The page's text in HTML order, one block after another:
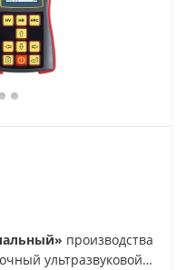
производства
ультразвуковой